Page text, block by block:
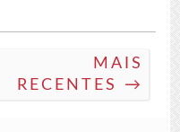
MAIS
RECENTES →